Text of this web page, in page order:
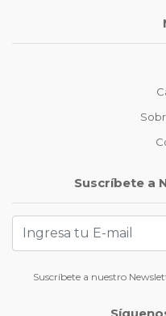
Suscríbete a
Suscríbete a nuestro